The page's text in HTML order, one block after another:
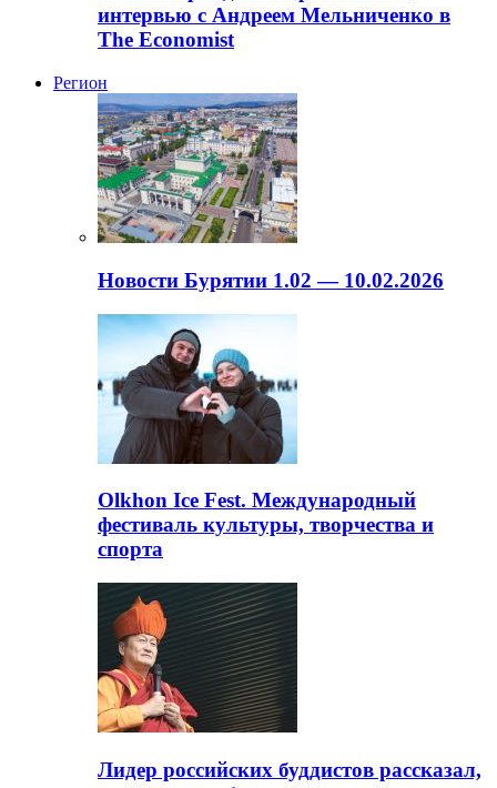
интервью с Андреем Мельниченко в
The Economist
Регион
Новости Бурятии 1.02 — 10.02.2026
Olkhon Ice Fest. Международный
фестиваль культуры, творчества и
спорта
Лидер российских буддистов рассказал,